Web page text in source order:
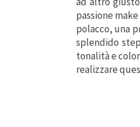
passione
polacco, una
splendido
tonalità e
realizzare